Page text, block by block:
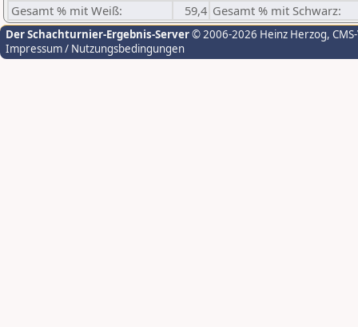
Gesamt % mit Weiß:
59,4 Gesamt % mit Schwarz:
Der Schachturnier-Ergebnis-Server© 2006-2026 Heinz Herzog,
Impressum / Nutzungsbedingungen